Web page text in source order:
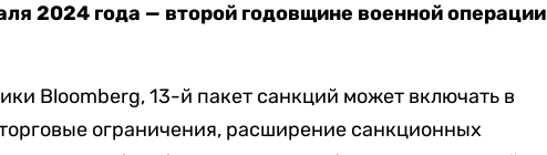
2024 года — второй годовщине военной операции
Bloomberg, 13-й пакет санкций может включать в
ограничения, расширение санкционных